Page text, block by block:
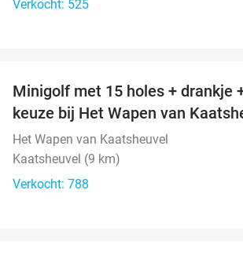
Verkocht: 525
Minigolf met 15 holes + drankje
keuze bij Het Wapen van
Het Wapen van Kaatsheuvel
Kaatsheuvel (9 km)
Verkocht: 788